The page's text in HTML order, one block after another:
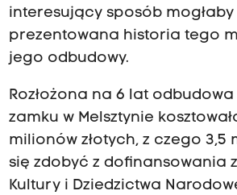
interesujący sposób mogłaby
prezentowana historia tego
jego odbudowy.
Rozłożona na 6 lat
zamku w Melsztynie
milionów złotych, z czego 3,5
się zdobyć z dofinansowania
Kultury i Dziedzictwa